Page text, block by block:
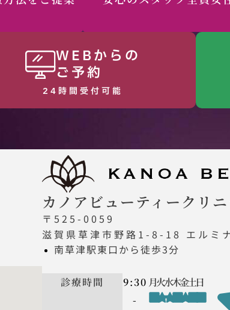
WEBからの
ご予約
24時間受付可能
カノアビューティークリニ
〒525-0059
滋賀県草津市野路1-8-18 エルミ
南草津駅東口から徒歩3分
診療時間
9:30
-
月火水木金土日